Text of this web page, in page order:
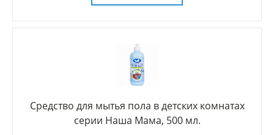
Средство для мытья пола в детских комнатах
серии Наша Мама, 500 мл.